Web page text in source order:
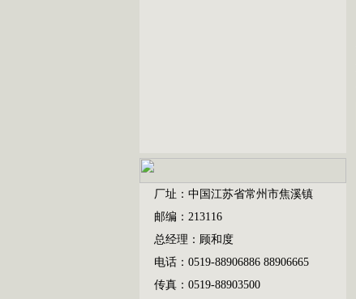
厂址：中国江苏省常州市焦溪镇
邮编：213116
总经理：顾和度
电话：0519-88906886 88906665
传真：0519-88903500